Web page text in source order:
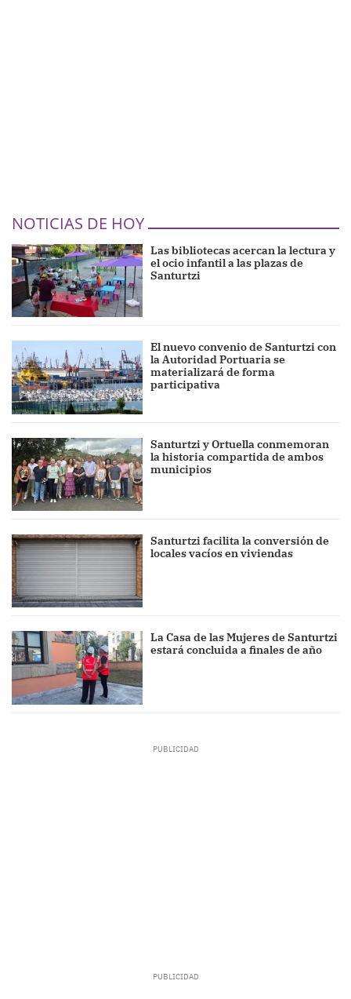
NOTICIAS DE HOY
Las bibliotecas acercan la lectura y
el ocio infantil a las plazas de
Santurtzi
El nuevo convenio de Santurtzi con
la Autoridad Portuaria se
materializará de forma
participativa
Santurtzi y Ortuella conmemoran
la historia compartida de ambos
municipios
Santurtzi facilita la conversión de
locales vacíos en viviendas
La Casa de las Mujeres de Santurtzi
estará concluida a finales de año